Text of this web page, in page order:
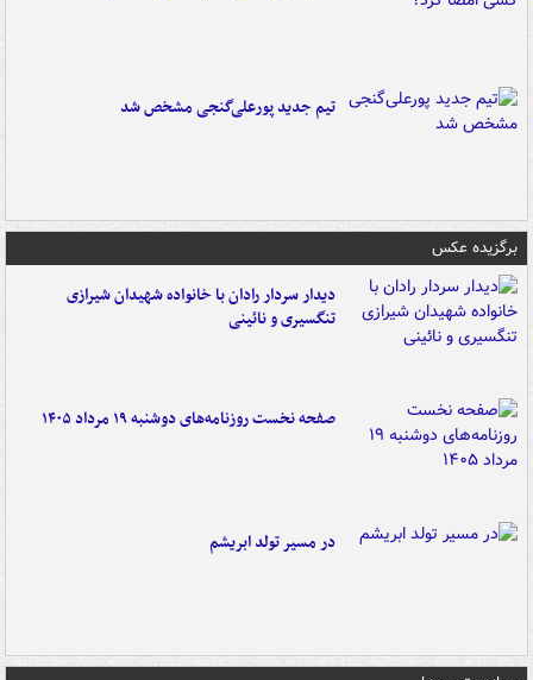
تیم جدید پورعلی‌گنجی مشخص شد
برگزیده عکس
دیدار سردار رادان با خانواده‌ شهیدان شیرازی
تنگسیری و نائینی
صفحه نخست روزنامه‌های دوشنبه ۱۹ مرداد ۱۴۰۵
در مسیر تولد ابریشم